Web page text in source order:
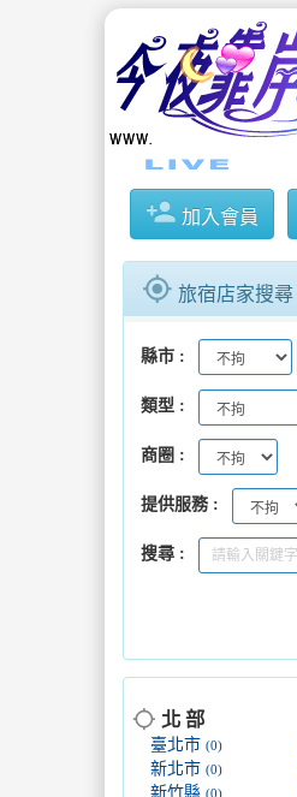
person_add 加入會員
gps_fixed 旅宿店家搜尋
縣市
類型
商圈
提供服務
搜尋
location_searching 北 部
臺北市 (0)
新北市 (0)
新竹縣 (0)